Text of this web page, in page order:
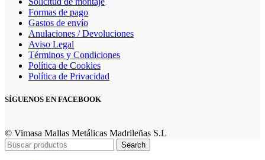
Formas de pago
Gastos de envío
Anulaciones / Devoluciones
Aviso Legal
Términos y Condiciones
Política de Cookies
Política de Privacidad
SÍGUENOS EN FACEBOOK
© Vimasa Mallas Metálicas Madrileñas S.L
Search